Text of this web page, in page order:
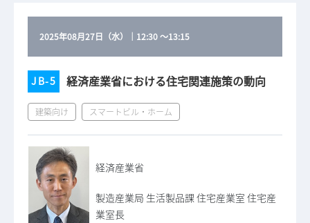
2025年08月27日（水） ｜ 12:30～13:15
JB-5 経済産業省における​住宅関連施策の動向
建築向け スマートビル・ホーム
経済産業省
製造産業局 生活製品課 住宅産業室 住宅産
業室長